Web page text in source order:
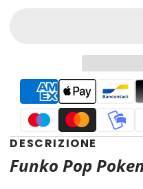
DESCRIZIONE
Funko Pop